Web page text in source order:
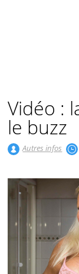
Vidéo :
le buzz
Autres infos